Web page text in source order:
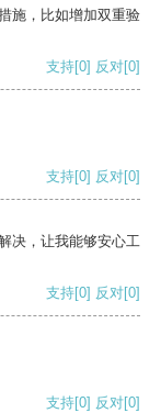
施，比如增加双重验
支持[0] 反对[0]
支持[0] 反对[0]
决，让我能够安心工
支持[0] 反对[0]
支持[0] 反对[0]